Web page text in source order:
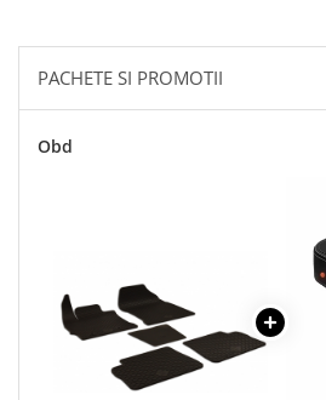
Piese Caroserie
Oglinzi
Marcaje si Echipamente de
Siguranta
Accesorii Cabina Camion
PACHETE SI PROMOTII
Obd